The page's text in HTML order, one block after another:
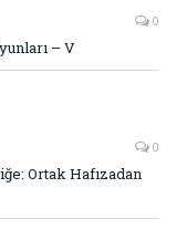
0
– V
0
Ortak Hafızadan